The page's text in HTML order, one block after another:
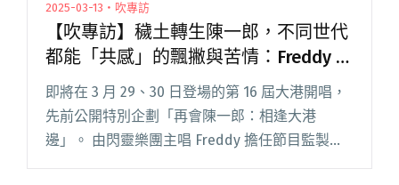
2025-03-13・吹專訪
【吹專訪】穢土轉生陳一郎，不同世代
都能「共感」的飄撇與苦情：Freddy ⇋
柯智豪談大港開唱特別企劃
即將在 3 月 29、30 日登場的第 16 屆大港開唱，
先前公開特別企劃「再會陳一郎：相逢大港
邊」。 由閃靈樂團主唱 Freddy 擔任節目監製、
金獎製作人柯智豪則是音樂總監，邀請黑狼黃大